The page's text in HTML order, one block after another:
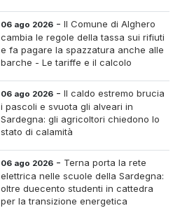
06 ago 2026 -Il Comune di Alghero
cambia le regole della tassa sui rifiuti
e fa pagare la spazzatura anche alle
barche - Le tariffe e il calcolo
06 ago 2026 -Il caldo estremo brucia
i pascoli e svuota gli alveari in
Sardegna: gli agricoltori chiedono lo
stato di calamità
06 ago 2026 - Terna porta la rete
elettrica nelle scuole della Sardegna:
oltre duecento studenti in cattedra
per la transizione energetica